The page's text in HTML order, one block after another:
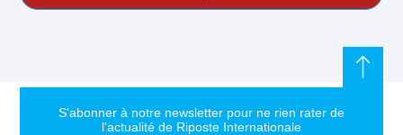
S'abonner à notre newsletter pour ne rien rater de
l'actualité de Riposte Internationale